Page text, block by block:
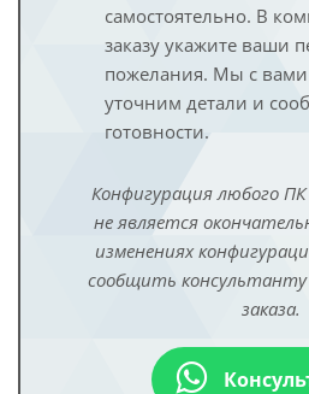
самостоятельно. В
заказу укажите ваши
пожелания. Мы с вами
уточним детали и
готовности.
Конфигурация любого
не является
изменениях
сообщить
заказа.